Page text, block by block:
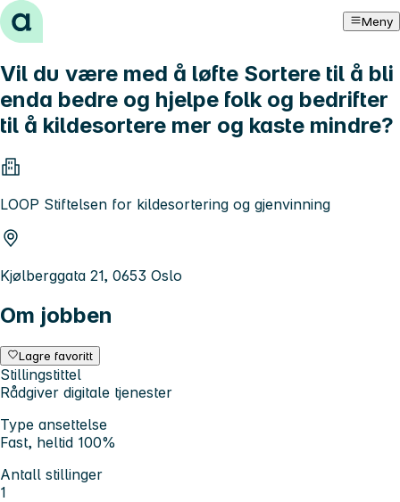
Hopp til innhold Meny
Vil du være med å løfte Sortere til å bli
enda bedre og hjelpe folk og bedrifter
til å kildesortere mer og kaste mindre?
LOOP Stiftelsen for kildesortering og gjenvinning
Kjølberggata 21, 0653 Oslo
Om jobben
Lagre favoritt
Stillingstittel
Rådgiver digitale tjenester
Type ansettelse
Fast, heltid 100%
Antall stillinger
1